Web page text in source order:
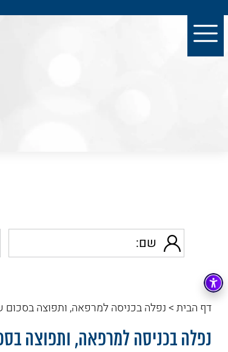
שם
דף הבית>נפלה בכניסה למרפאה, ותפוצה בסכום של 85,000
נפלה בכניסה למרפאה, ותפוצה בסכום של